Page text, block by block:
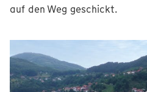
auf den Weg geschickt.